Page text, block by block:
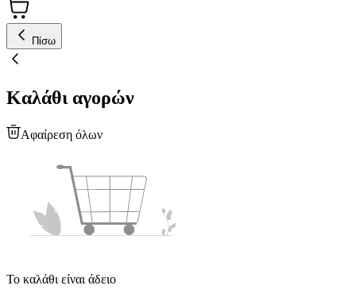
Πίσω
Καλάθι αγορών
Αφαίρεση όλων
Το καλάθι είναι άδειο